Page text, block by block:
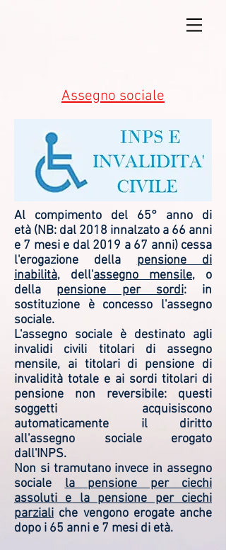
Assegno sociale
Al compimento del 65° anno di
età (NB: dal 2018 innalzato a 66 anni
e 7 mesi e dal 2019 a 67 anni) cessa
l'erogazione della pensione di
inabilità, dell'assegno mensile, o
della pensione per sordi: in
sostituzione è concesso l'assegno
sociale.
L'assegno sociale è destinato agli
invalidi civili titolari di assegno
mensile, ai titolari di pensione di
invalidità totale e ai sordi titolari di
pensione non reversibile: questi
soggetti acquisiscono
automaticamente il diritto
all'assegno sociale erogato
dall'INPS.
Non si tramutano invece in assegno
sociale la pensione per ciechi
assoluti e la pensione per ciechi
parziali che vengono erogate anche
dopo i 65 anni e 7 mesi di età.